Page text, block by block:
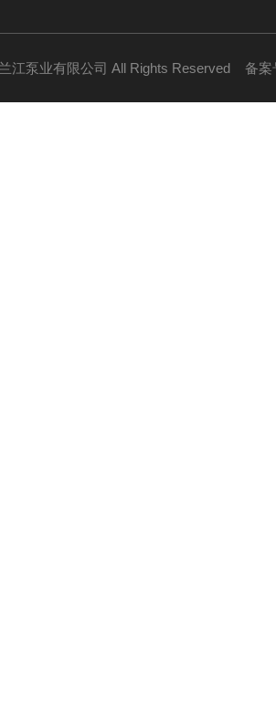
江泵业有限公司 All Rights Reserved 备案